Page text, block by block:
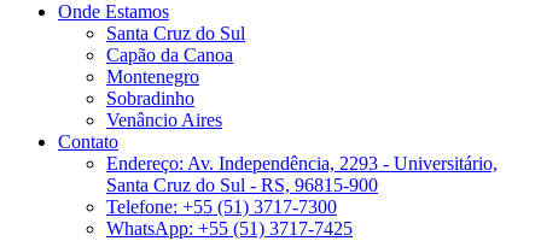
Onde Estamos
Santa Cruz do Sul
Capão da Canoa
Montenegro
Sobradinho
Venâncio Aires
Contato
Endereço: Av. Independência, 2293 - Universitário,
Santa Cruz do Sul - RS, 96815-900
Telefone: +55 (51) 3717-7300
WhatsApp: +55 (51) 3717-7425